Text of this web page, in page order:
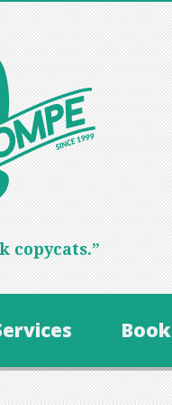
copycats.”